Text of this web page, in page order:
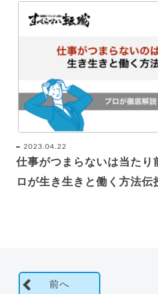
2023.04.22
仕事がつまらないは当たり
ロが生き生きと働く方法伝
前へ